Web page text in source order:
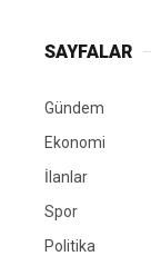
SAYFALAR
Gündem
Ekonomi
İlanlar
Spor
Politika